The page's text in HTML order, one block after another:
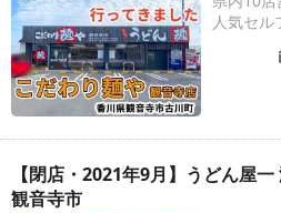
人気セル
【閉店・2021年9月】うどん屋
観音寺市